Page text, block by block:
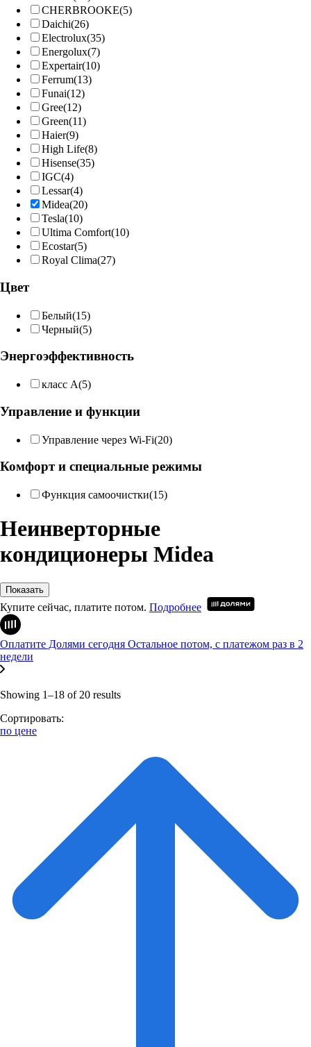
CHERBROOKE(5)
Daichi(26)
Electrolux(35)
Energolux(7)
Expertair(10)
Ferrum(13)
Funai(12)
Gree(12)
Grеen(11)
Haier(9)
High Life(8)
Hisense(35)
IGC(4)
Lessar(4)
Midea(20)
Tesla(10)
Ultima Comfort(10)
Ecostar(5)
Royal Clima(27)
Цвет
Белый(15)
Черный(5)
Энергоэффективность
класс A(5)
Управление и функции
Управление через Wi-Fi(20)
Комфорт и специальные режимы
Функция самоочистки(15)
Неинверторные
кондиционеры Midea
Показать
Купите сейчас, платите потом. Подробнее
Оплатите Долями сегодня Остальное потом, с платежом раз в 2
недели
Showing 1–18 of 20 results
Сортировать:
по цене